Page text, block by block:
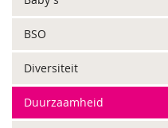
BSO
Diversiteit
Duurzaamheid